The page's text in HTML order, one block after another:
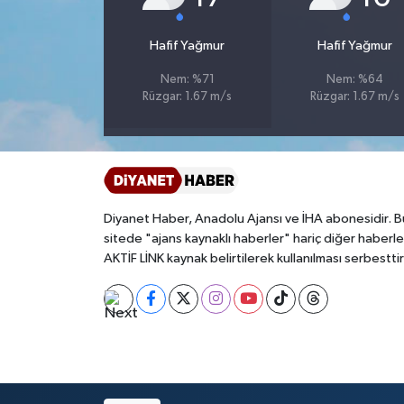
Hafif Yağmur
Nem: %71
Rüzgar: 1.67 m/s
Hafif Yağmur
Nem: %64
Rüzgar: 1.67 m/s
Diyanet Haber, Anadolu Ajansı ve İHA abonesidir.
sitede "ajans kaynaklı haberler" hariç diğer
AKTİF LİNK kaynak belirtilerek kullanılması
Bitlis Müftülüğü
Bolu Müftülüğü
Burdur Müftülüğü
Bursa Müftülüğü
Çanakkale Müftülüğü
Çorum Müftülüğü
Ekonomi
Duyurular
Podcast
Biyografiler